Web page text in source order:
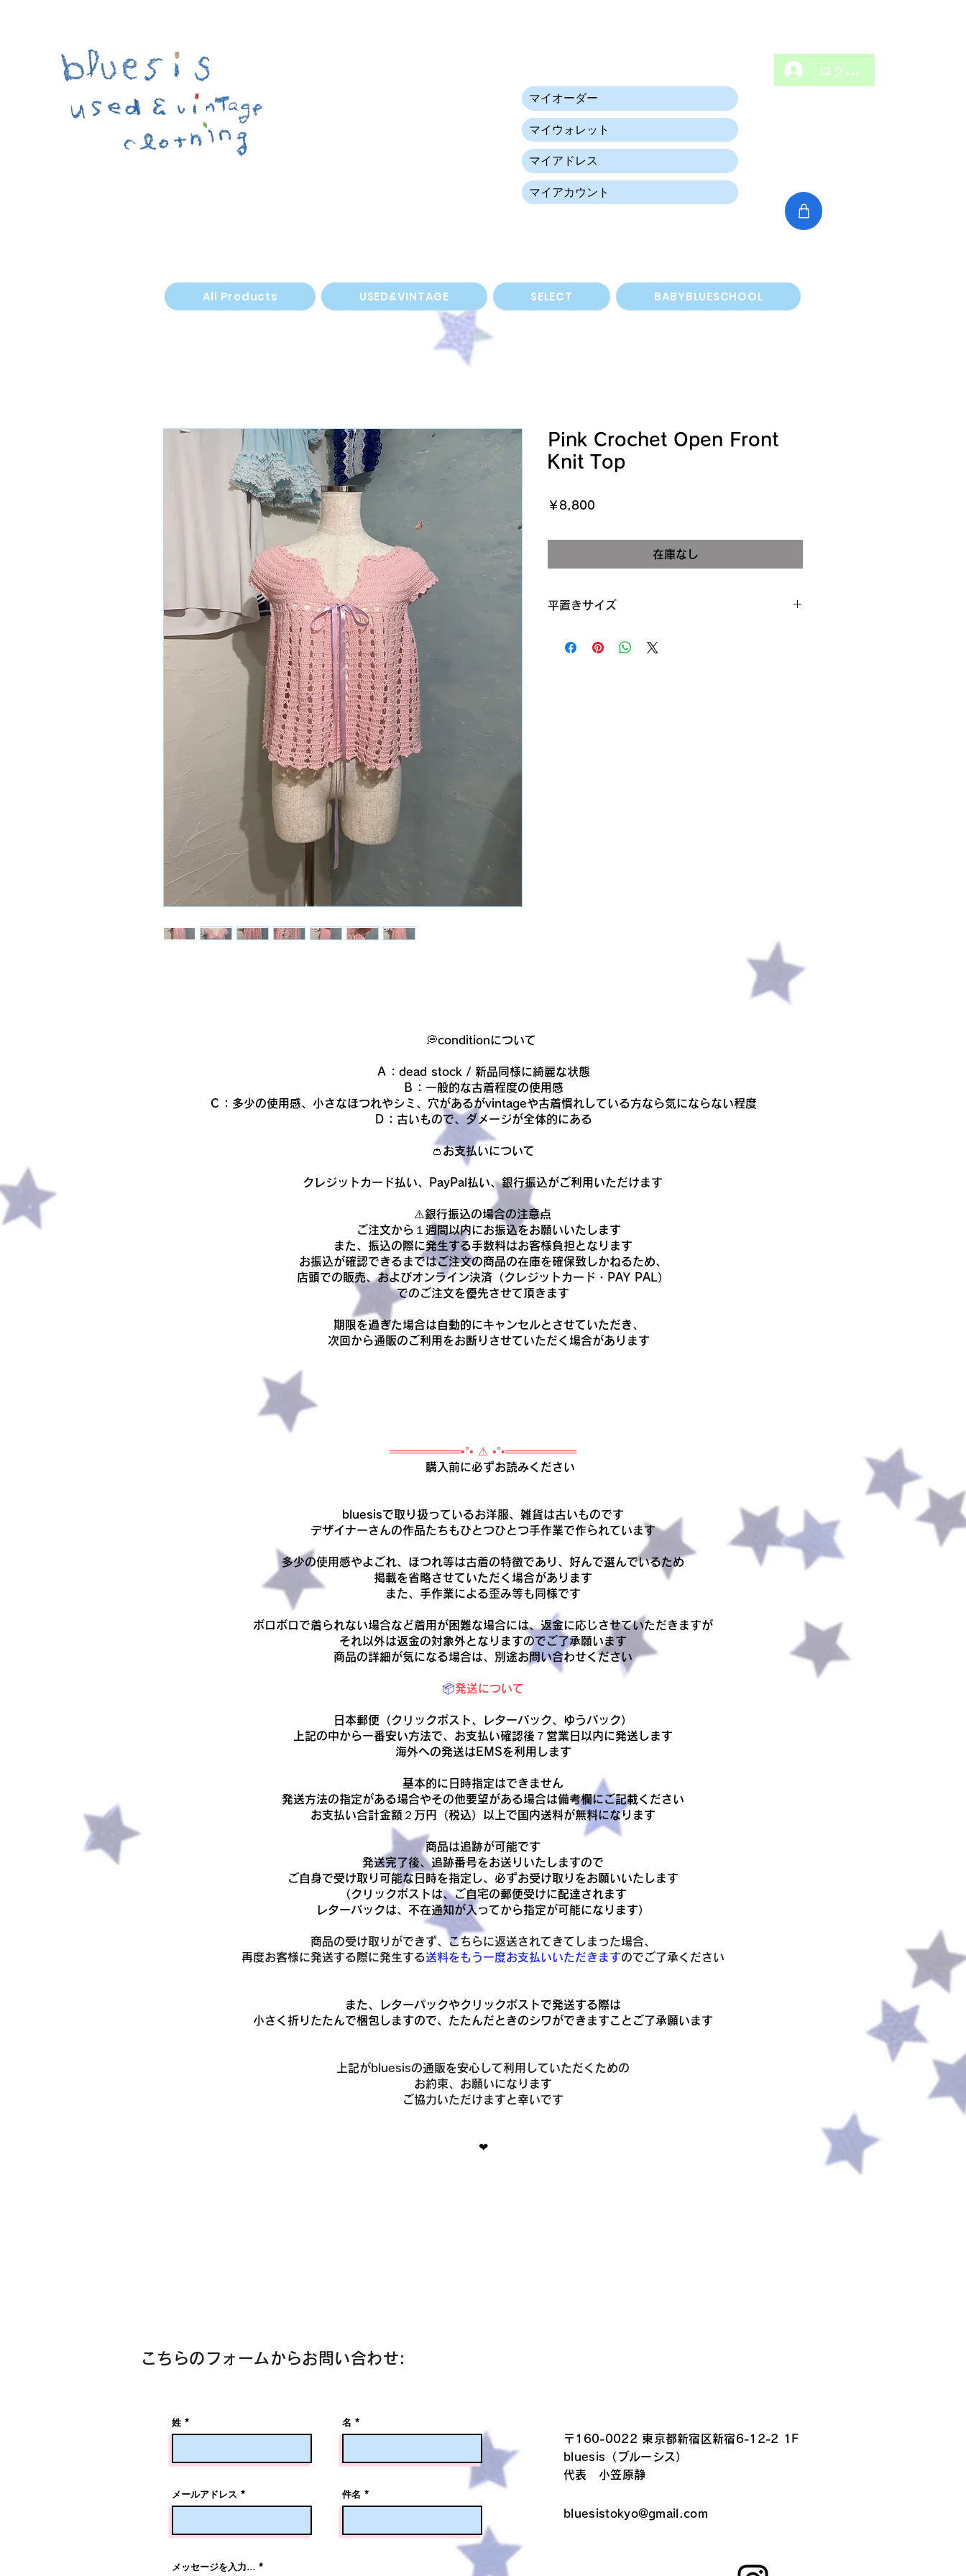
ログイン
マイオーダー
マイウォレット
マイアドレス
マイアカウント
All Products USED&VINTAGE SELECT BABYBLUESCHOOL
Pink Crochet Open Front
Knit Top
￥8,800
在庫なし
平置きサイズ
着丈 46-7cm
💭conditionについて
Ａ：dead stock / 新品同様に綺麗な状態
Ｂ：一般的な古着程度の使用感
Ｃ：多少の使用感、小さなほつれやシミ、穴があるがvintageや古着慣れしている方なら気にならない程度
Ｄ：古いもので、ダメージが全体的にある​
👛お支払いについて
クレジットカード払い、PayPal払い、銀行振込がご利用いただけます
​⚠️銀行振込の場合の注意点
ご注文から１週間以内にお振込をお願いいたします
また、振込の際に発生する手数料はお客様負担となります
​お振込が確認できるまではご注文の商品の在庫を確保致しかねるため、
店頭での販売、およびオンライン決済（クレジットカード・PAY PAL）
でのご注文を優先させて頂きます
期限を過ぎた場合は自動的にキャンセルとさせていただき、
次回から通販のご利用をお断りさせていただく場合があります
═════════•°• ⚠ •°•═════════
購入前に必ずお読みください
bluesisで取り扱っているお洋服、雑貨は古いものです
デザイナーさんの作品たちもひとつひとつ手作業で作られています
多少の使用感やよごれ、ほつれ等は古着の特徴であり、好んで選んでいるため
掲載を省略させていただく場合があります
また、手作業による歪み等も同様です
ボロボロで着られない場合など着用が困難な場合には、返金に応じさせていただきますが
それ以外は返金の対象外となりますのでご了承願います
商品の詳細が気になる場合は、別途お問い合わせください
📦発送について
日本郵便（クリックポスト、レターパック、ゆうパック）
上記の中から一番安い方法で、お支払い確認後７営業日以内に発送します
​海外への発送はEMSを利用します
基本的に日時指定はできません
発送方法の指定がある場合やその他要望がある場合は備考欄にご記載ください
​お支払い合計金額２万円（税込）以上で国内送料が無料になります
商品は追跡が可能です
発送完了後、追跡番号をお送りいたしますので
ご自身で受け取り可能な日時を指定し、必ずお受け取りをお願いいたします
（クリックポストは、ご自宅の郵便受けに配達されます
レターパックは、不在通知が入ってから指定が可能になります）
商品の受け取りができず、こちらに返送されてきてしまった場合、
​再度お客様に発送する際に発生する送料をもう一度お支払いいただきますのでご了承ください
また、レターパックやクリックポストで発送する際は
小さく折りたたんで梱包しますので、たたんだときのシワができますことご了承願います
上記がbluesisの通販を安心して利用していただくための
お約束、お願いになります
ご協力いただけますと幸いです
❤︎
こちらのフォームからお問い合わせ:
姓 名
メールアドレス 件名
メッセージを入力...
〒160-0022 東京都新宿区新宿6-12-2 1F
bluesis（ブルーシス）
代表 小笠原静
bluesistokyo@gmail.com